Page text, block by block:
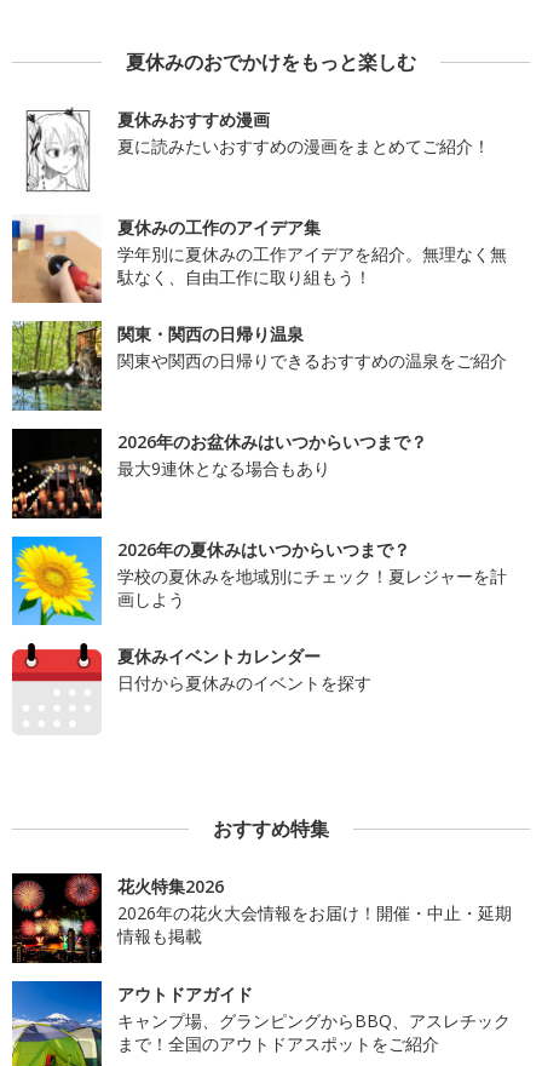
夏休みのおでかけをもっと楽しむ
夏休みおすすめ漫画
夏に読みたいおすすめの漫画をまとめてご紹介！
夏休みの工作のアイデア集
学年別に夏休みの工作アイデアを紹介。無理なく無
駄なく、自由工作に取り組もう！
関東・関西の日帰り温泉
関東や関西の日帰りできるおすすめの温泉をご紹介
2026年のお盆休みはいつからいつまで？
最大9連休となる場合もあり
2026年の夏休みはいつからいつまで？
学校の夏休みを地域別にチェック！夏レジャーを計
画しよう
夏休みイベントカレンダー
日付から夏休みのイベントを探す
おすすめ特集
花火特集2026
2026年の花火大会情報をお届け！開催・中止・延期
情報も掲載
アウトドアガイド
キャンプ場、グランピングからBBQ、アスレチック
まで！全国のアウトドアスポットをご紹介